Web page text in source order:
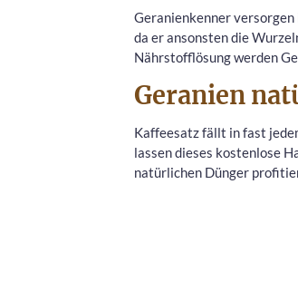
Geranienkenner
da er ansonsten die
Nährstofflösung werden
Geranien
Kaffeesatz fällt in fast
lassen dieses kostenlose
natürlichen Dünger